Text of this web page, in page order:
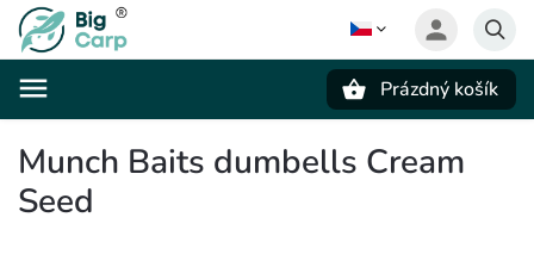
Prázdný košík
Munch Baits dumbells Cream
Seed